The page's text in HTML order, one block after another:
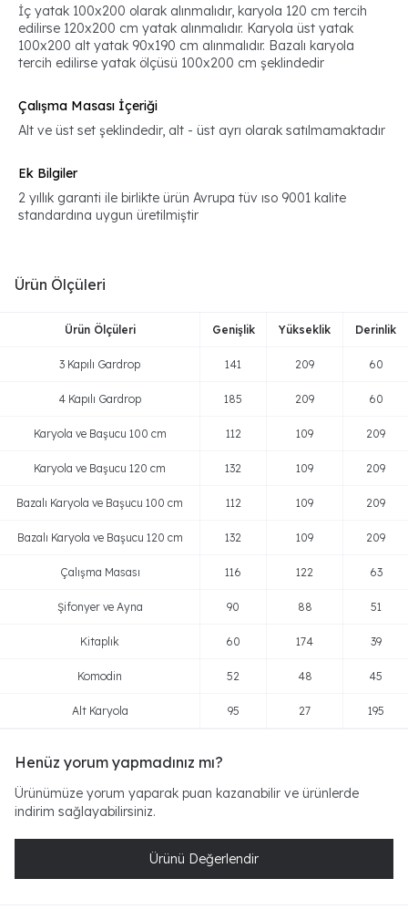
İç yatak 100x200 olarak alınmalıdır, karyola 120 cm tercih
edilirse 120x200 cm yatak alınmalıdır. Karyola üst yatak
100x200 alt yatak 90x190 cm alınmalıdır. Bazalı karyola
tercih edilirse yatak ölçüsü 100x200 cm şeklindedir
Çalışma Masası İçeriği
Alt ve üst set şeklindedir, alt - üst ayrı olarak satılmamaktadır
Ek Bilgiler
2 yıllık garanti ile birlikte ürün Avrupa tüv ıso 9001 kalite
standardına uygun üretilmiştir
Ürün Ölçüleri
Ürün Ölçüleri Genişlik Yükseklik Derinlik
3 Kapılı Gardrop 141 209 60
4 Kapılı Gardrop 185 209 60
Karyola ve Başucu 100 cm 112 109 209
Karyola ve Başucu 120 cm 132 109 209
Bazalı Karyola ve Başucu 100 cm 112 109 209
Bazalı Karyola ve Başucu 120 cm 132 109 209
Çalışma Masası 116 122 63
Şifonyer ve Ayna 90 88 51
Kitaplık 60 174 39
Komodin 52 48 45
Alt Karyola 95 27 195
Henüz yorum yapmadınız mı?
Ürünümüze yorum yaparak puan kazanabilir ve ürünlerde
indirim sağlayabilirsiniz.
Ürünü Değerlendir